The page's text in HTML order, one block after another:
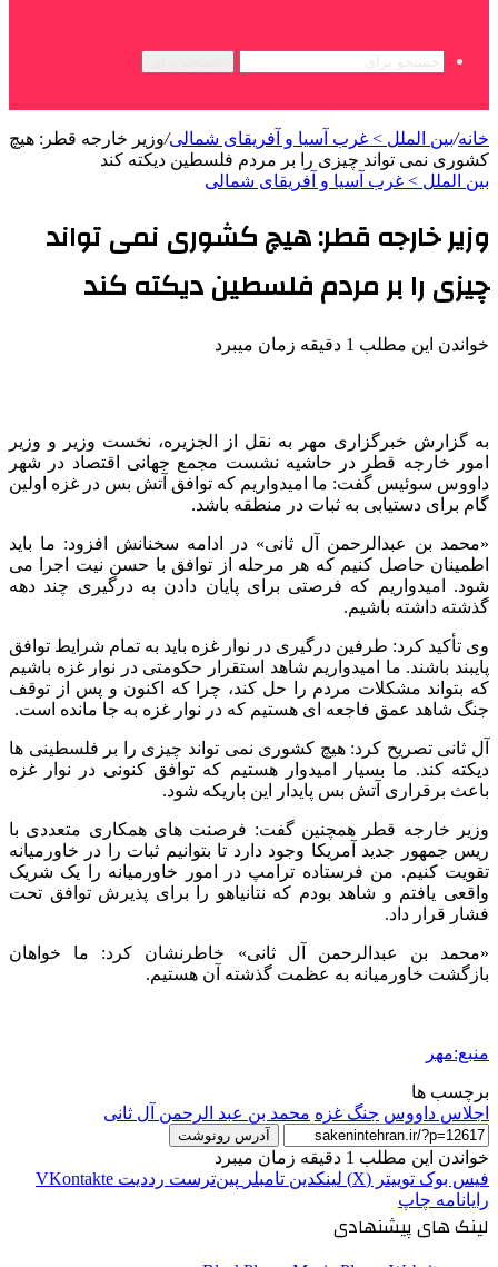
خانه/بین الملل > غرب آسیا و آفریقای شمالی/وزیر خارجه قطر: هیچ
کشوری نمی تواند چیزی را بر مردم فلسطین دیکته کند
بین الملل > غرب آسیا و آفریقای شمالی
وزیر خارجه قطر: هیچ کشوری نمی تواند
چیزی را بر مردم فلسطین دیکته کند
خواندن این مطلب 1 دقیقه زمان میبرد
به گزارش خبرگزاری مهر به نقل از الجزیره، نخست وزیر و وزیر
امور خارجه قطر در حاشیه نشست مجمع جهانی اقتصاد در شهر
داووس سوئیس گفت: ما امیدواریم که توافق آتش بس در غزه اولین
گام برای دستیابی به ثبات در منطقه باشد.
«محمد بن عبدالرحمن آل ثانی» در ادامه سخنانش افزود: ما باید
اطمینان حاصل کنیم که هر مرحله از توافق با حسن نیت اجرا می
شود. امیدواریم که فرصتی برای پایان دادن به درگیری چند دهه
گذشته داشته باشیم.
وی تأکید کرد: طرفین درگیری در نوار غزه باید به تمام شرایط توافق
پایبند باشند. ما امیدواریم شاهد استقرار حکومتی در نوار غزه باشیم
که بتواند مشکلات مردم را حل کند، چرا که اکنون و پس از توقف
جنگ شاهد عمق فاجعه ای هستیم که در نوار غزه به جا مانده است.
آل ثانی تصریح کرد: هیچ کشوری نمی تواند چیزی را بر فلسطینی ها
دیکته کند. ما بسیار امیدوار هستیم که توافق کنونی در نوار غزه
باعث برقراری آتش بس پایدار این باریکه شود.
وزیر خارجه قطر همچنین گفت: فرصنت های همکاری متعددی با
ریس جمهور جدید آمریکا وجود دارد تا بتوانیم ثبات را در خاورمیانه
تقویت کنیم. من فرستاده ترامپ در امور خاورمیانه را یک شریک
واقعی یافتم و شاهد بودم که نتانیاهو را برای پذیرش توافق تحت
فشار قرار داد.
«محمد بن عبدالرحمن آل ثانی» خاطرنشان کرد: ما خواهان
بازگشت خاورمیانه به عظمت گذشته آن هستیم.
منبع:مهر
برچسب ها
اجلاس داووس جنگ غزه محمد بن عبد الرحمن آل ثانی
آدرس رونوشت
خواندن این مطلب 1 دقیقه زمان میبرد
فیس بوک توییتر (X) لینکدین ‫تامبلر ‫پین‌ترست ‫رددیت ‫VKontakte
رایانامه چاپ
لینک های پیشنهادی